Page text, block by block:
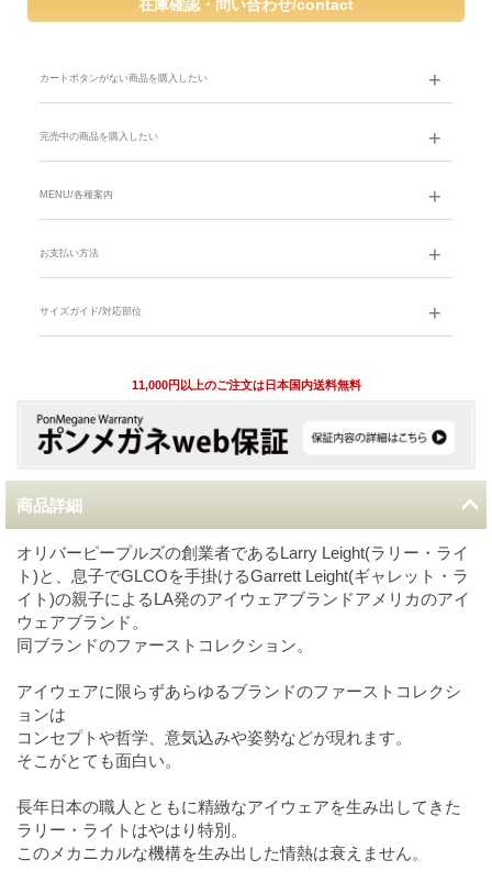
カートボタンがない商品を購入したい
完売中の商品を購入したい
MENU/各種案内
お支払い方法
サイズガイド/対応部位
11,000円以上のご注文は日本国内送料無料
商品詳細
オリバーピープルズの創業者であるLarry Leight(ラリー・ライ
ト)と、息子でGLCOを手掛けるGarrett Leight(ギャレット・ラ
イト)の親子によるLA発のアイウェアブランドアメリカのアイ
ウェアブランド。
同ブランドのファーストコレクション。
アイウェアに限らずあらゆるブランドのファーストコレクシ
ョンは
コンセプトや哲学、意気込みや姿勢などが現れます。
そこがとても面白い。
長年日本の職人とともに精緻なアイウェアを生み出してきた
ラリー・ライトはやはり特別。
このメカニカルな機構を生み出した情熱は衰えません。